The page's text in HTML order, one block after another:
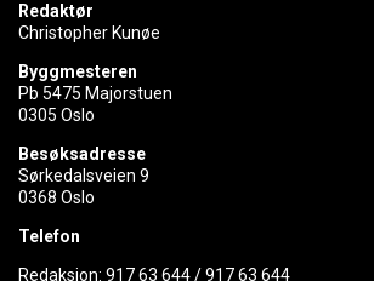
Redaktør
Christopher Kunøe
Byggmesteren
Pb 5475 Majorstuen
0305 Oslo
Besøksadresse
Sørkedalsveien 9
0368 Oslo
Telefon
Redaksjon: 917 63 644/917 63 644